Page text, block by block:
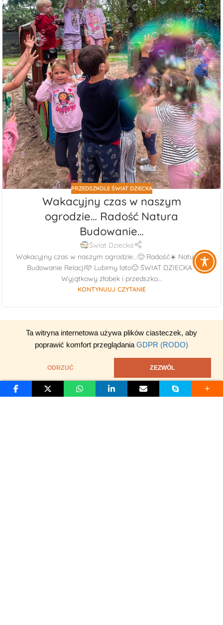
Ta witryna internetowa używa plików ciasteczek, aby
poprawić komfort przeglądania GDPR (RODO)
ODRZUĆ ZEZWÓL
PRZEDSZKOLE ŚWIAT DZIECKA
Wakacyjny czas w naszym
ogrodzie… Radość Natura
Budowanie…
Świat Dziecka
Wakacyjny czas w naszym ogrodzie...🙂 Radość☀️ Natura🌳
Budowanie Relacji🩷 Lubimy lato🙂 ŚWIAT DZIECKA -
Wyjątkowy żłobek i przedszko...
KONTYNUUJ CZYTANIE